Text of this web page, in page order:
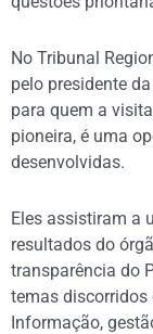
No Tribunal
pelo presidente
para quem a
pioneira, é uma
desenvolvidas.
Eles assistiram a
resultados do
transparência do
temas discorridos
Informação,